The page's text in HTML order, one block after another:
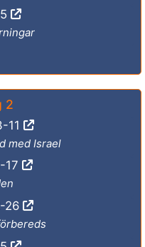
2
11
med Israel
17
26